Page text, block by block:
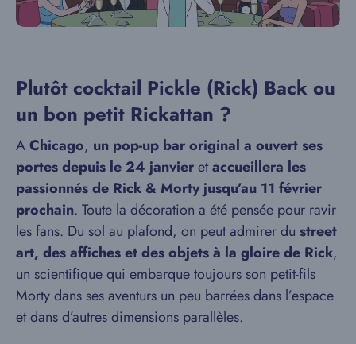
Plutôt cocktail Pickle (Rick) Back ou
un bon petit Rickattan ?
AChicago, un pop-up bar original a ouvert ses
portes depuis le 24 janvieretaccueillera les
passionnés de Rick & Morty jusqu’au 11 février
prochain. Toute la décoration a été pensée pour ravir
les fans. Du sol au plafond, on peut admirer du street
art, des affiches et des objets à la gloire de Rick,
un scientifique qui embarque toujours son petit-fils
Morty dans ses aventurs un peu barrées dans l’espace
et dans d’autres dimensions parallèles.